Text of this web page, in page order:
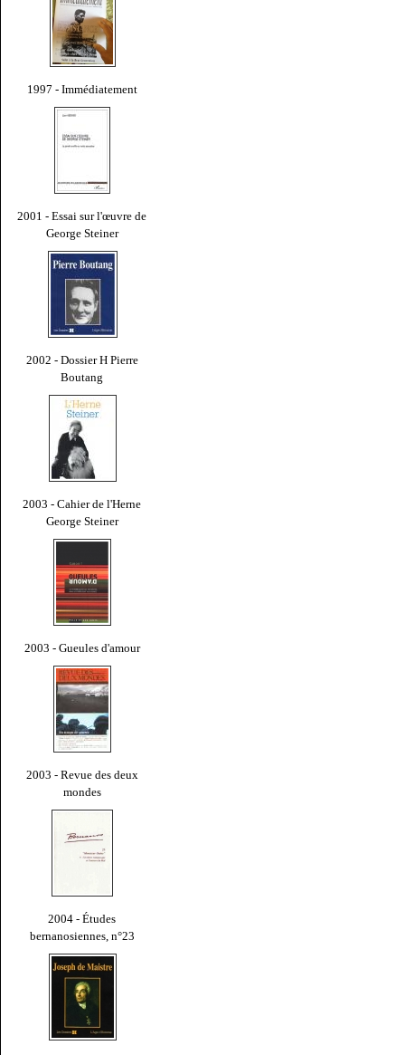
1997 - Immédiatement
2001 - Essai sur l'œuvre de
George Steiner
2002 - Dossier H Pierre
Boutang
2003 - Cahier de l'Herne
George Steiner
2003 - Gueules d'amour
2003 - Revue des deux
mondes
2004 - Études
bernanosiennes, n°23